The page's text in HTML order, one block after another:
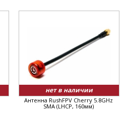
нет в наличии
Антенна RushFPV Cherry 5.8GHz
SMA (LHCP, 160мм)